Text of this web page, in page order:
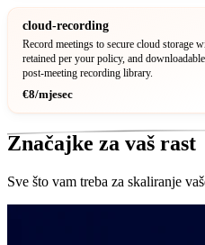
cloud-recording
Record meetings to secure cloud storage
retained per your policy, and
post-meeting recording library.
€8/mjesec
Značajke za vaš rast
Sve što vam treba za skaliranje